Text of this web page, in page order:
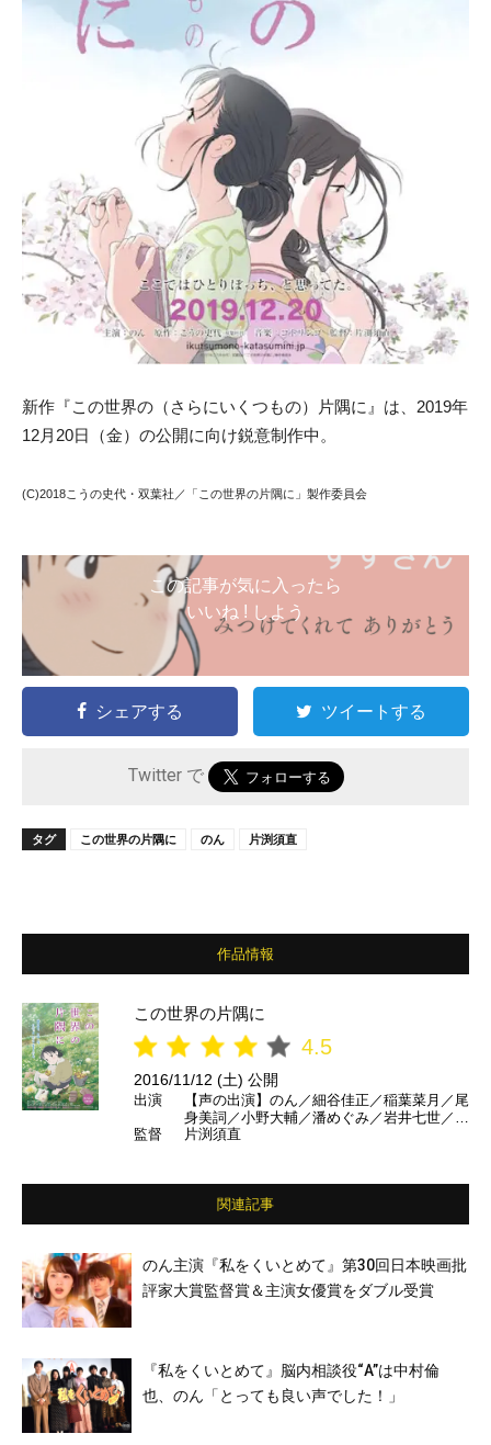
新作『この世界の （ さらにいくつもの） 片隅に 』は、2019年
12月20日（金） の公開に向け鋭意制作中。
(C)2018こう の史代・双葉社／「 この世界の片隅に 」製作委員会
この記事が気に入ったら
いいね ! しよう
シェアする ツイートする
Twitter で
タグ この世界の片隅に のん 片渕須直
作品情報
この世界の片隅に
4.5
2016/11/12 (土) 公開
出演
【声の出演】のん／細谷佳正／稲葉菜月／尾
身美詞／小野大輔／潘めぐみ／岩井七世／澁
谷天外 ほか
監督 片渕須直
関連記事
のん主演『私をくいとめて』第30回日本映画批
評家大賞監督賞＆主演女優賞をダブル受賞
『私をくいとめて』脳内相談役“A”は中村倫
也、のん「とっても良い声でした！」